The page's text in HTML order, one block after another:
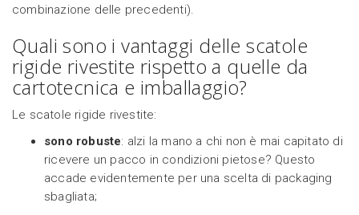
combinazione delle precedenti).
Quali sono i vantaggi delle scatole
rigide rivestite rispetto a quelle da
cartotecnica e imballaggio?
Le scatole rigide rivestite:
sono robuste: alzi la mano a chi non è mai capitato di
ricevere un pacco in condizioni pietose? Questo
accade evidentemente per una scelta di packaging
sbagliata;